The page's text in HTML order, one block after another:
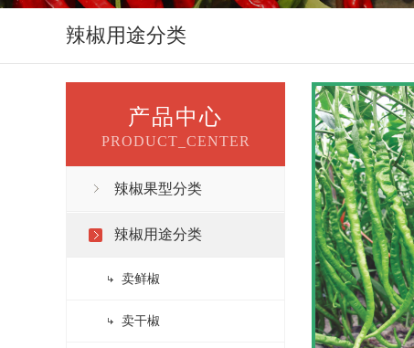
辣椒用途分类
产品中心
PRODUCT_CENTER
辣椒果型分类
辣椒用途分类
卖鲜椒
卖干椒